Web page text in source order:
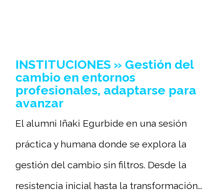
INSTITUCIONES » Gestión del
cambio en entornos
profesionales, adaptarse para
avanzar
El alumni Iñaki Egurbide en una sesión
práctica y humana donde se explora la
gestión del cambio sin filtros. Desde la
resistencia inicial hasta la transformación...